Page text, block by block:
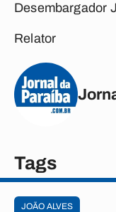
Desembargador
Relator
Tags
JOÃO ALVES